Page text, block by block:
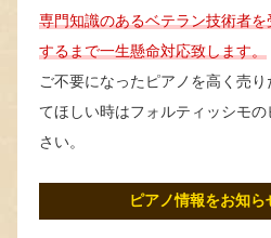
専門知識のあるベテラン技術者
するまで一生懸命対応致します。
ご不要になったピアノを高く売
てほしい時はフォルティッシモ
さい。
ピアノ情報をお知ら